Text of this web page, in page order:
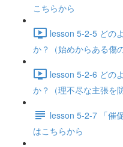
こちらから
lesson 5-2-5 どの
か？（始めからある傷
lesson 5-2-6 どの
か？（理不尽な主張を
lesson 5-2-7 「催
はこちらから